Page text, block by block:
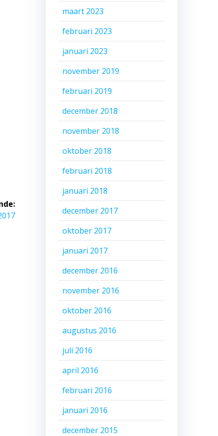
maart 2023
februari 2023
januari 2023
november 2019
februari 2019
december 2018
november 2018
oktober 2018
februari 2018
januari 2018
december 2017
oktober 2017
januari 2017
december 2016
november 2016
oktober 2016
augustus 2016
juli 2016
april 2016
februari 2016
januari 2016
december 2015